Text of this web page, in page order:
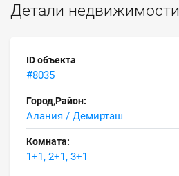
Детали недвижимости
ID объекта
#8035
Город,Район:
Алания / Демирташ
Комната:
1+1, 2+1, 3+1